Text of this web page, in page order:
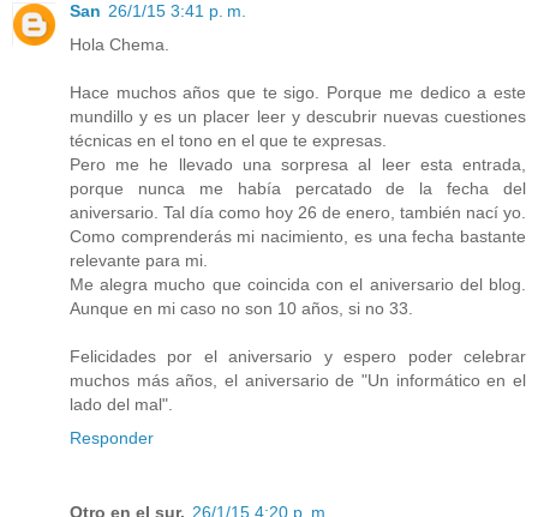
San 26/1/15 3:41 p. m.
Hola Chema.
Hace muchos años que te sigo. Porque me dedico a este
mundillo y es un placer leer y descubrir nuevas cuestiones
técnicas en el tono en el que te expresas.
Pero me he llevado una sorpresa al leer esta entrada,
porque nunca me había percatado de la fecha del
aniversario. Tal día como hoy 26 de enero, también nací yo.
Como comprenderás mi nacimiento, es una fecha bastante
relevante para mi.
Me alegra mucho que coincida con el aniversario del blog.
Aunque en mi caso no son 10 años, si no 33.
Felicidades por el aniversario y espero poder celebrar
muchos más años, el aniversario de "Un informático en el
lado del mal".
Responder
Otro en el sur. 26/1/15 4:20 p. m.